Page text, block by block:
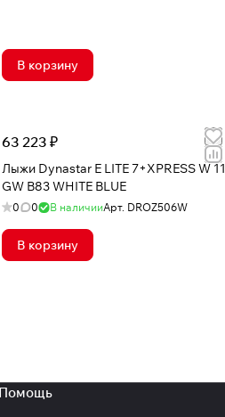
В корзину
63 223 ₽
Лыжи Dynastar E LITE 7+XPRESS W 11
GW B83 WHITE BLUE
0 0 В наличииАрт. DROZ506W
В корзину
Помощь